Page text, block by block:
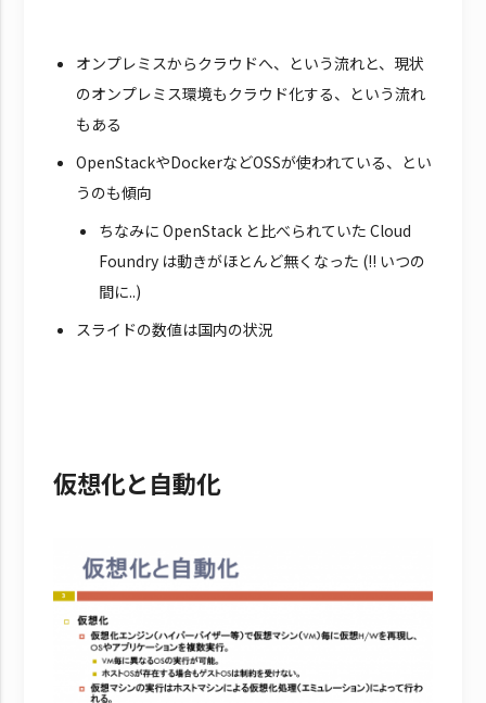
オンプレミスからクラウドへ、という流れと、現状
のオンプレミス環境もクラウド化する、という流れ
もある
OpenStackやDockerなどOSSが使われている、とい
うのも傾向
ちなみに OpenStack と比べられていた Cloud
Foundry は動きがほとんど無くなった (!! いつの
間に..)
スライドの数値は国内の状況
仮想化と自動化